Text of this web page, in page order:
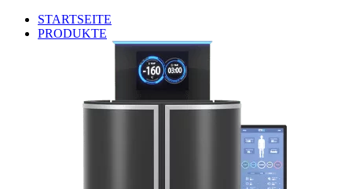
STARTSEITE
PRODUKTE